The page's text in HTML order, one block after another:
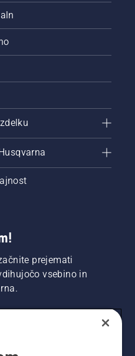
prejemati
vsebino in